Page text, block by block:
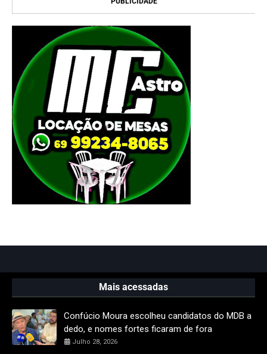
Mais acessadas
Confúcio Moura escolheu candidatos do MDB a
dedo, e nomes fortes ficaram de fora
Julho 28, 2026